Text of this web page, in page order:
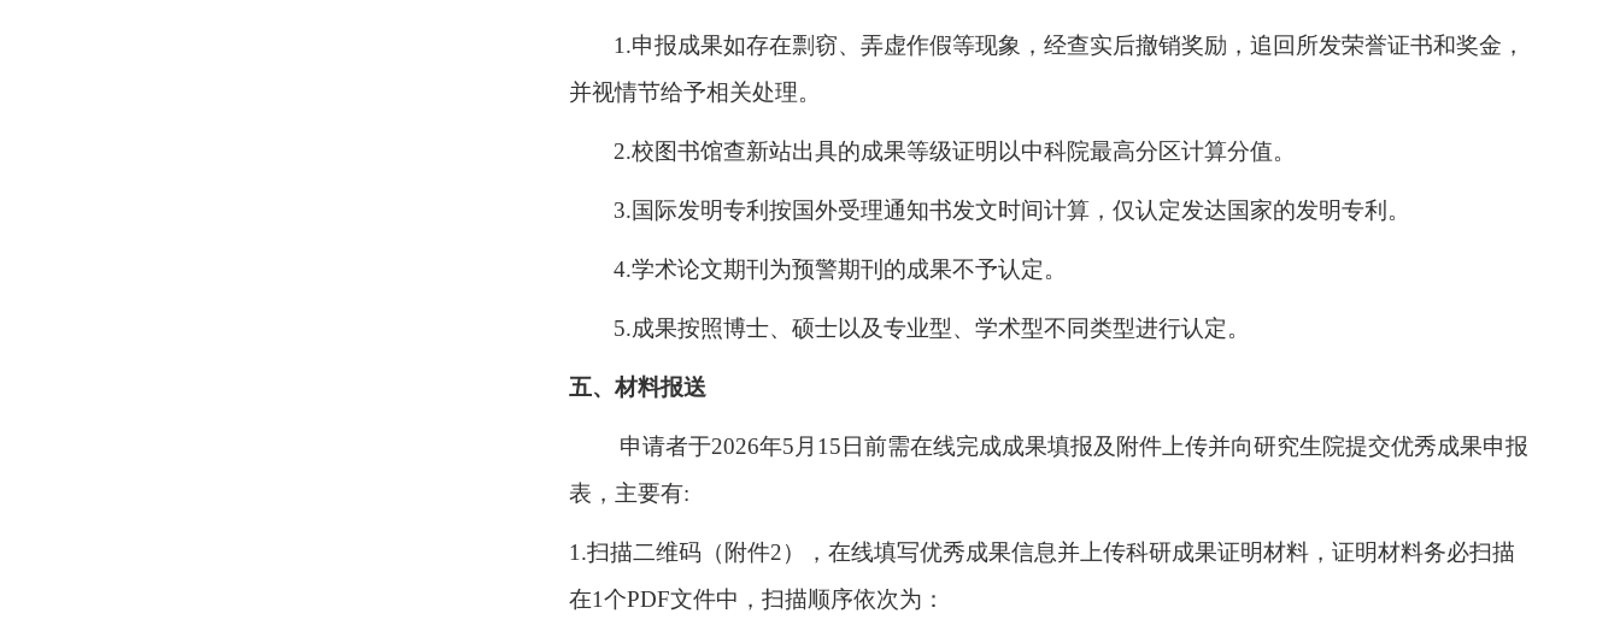
1.申报成果如存在剽窃、弄虚作假等现象，经查实后撤销奖励，追回所发荣誉证书和奖金，
并视情节给予相关处理。
2.校图书馆查新站出具的成果等级证明以中科院最高分区计算分值。
3.国际发明专利按国外受理通知书发文时间计算，仅认定发达国家的发明专利。
4.学术论文期刊为预警期刊的成果不予认定。
5.成果按照博士、硕士以及专业型、学术型不同类型进行认定。
五、材料报送
申请者于2026年5 月 15 日前需在线完成成果填报及附件上传并向研究生院提交优秀成果申报
表 ， 主要有:
1.扫描二维码 （ 附件2） ，在线填写优秀成果信息并上传科研成果证明材料 ， 证明材料务必扫描
在1个PDF文件中，扫描顺序依次为：